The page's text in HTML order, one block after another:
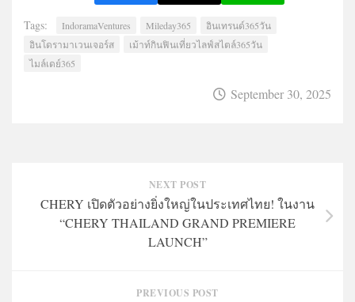
Tags: IndoramaVentures Mileday365
อินเทรนด์365วัน
อินโดรามาเวนเจอร์ส
เม้าท์กินฟินเที่ยวไลฟ์สไตล์365วัน
ไมล์เดย์365
September 30, 2025
NEXT POST
CHERY เปิดตัวอย่างยิ่งใหญ่ในประเทศไทย! ในงาน
“CHERY THAILAND GRAND PREMIERE
LAUNCH”
PREVIOUS POST